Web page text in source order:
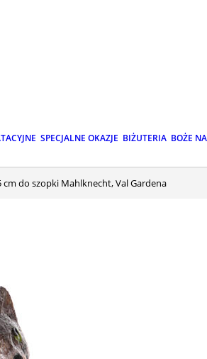
SPECJALNE OKAZJE BIŻUTERIA BOŻE
cm do szopki Mahlknecht, Val Gardena